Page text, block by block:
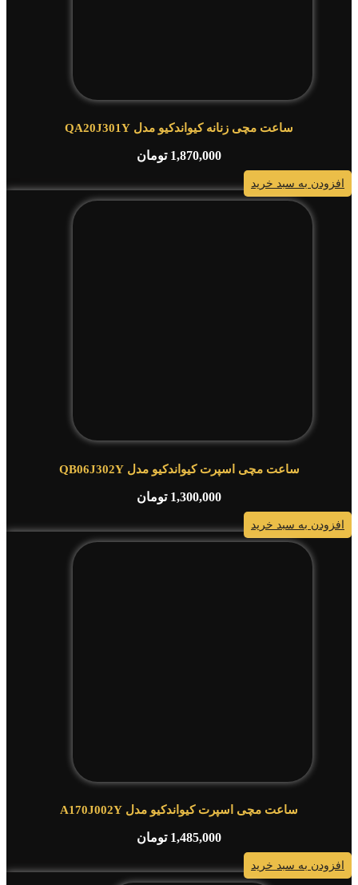
ساعت مچی زنانه کیواندکیو مدل QA20J301Y
1,870,000 تومان
افزودن به سبد خرید
ساعت مچی اسپرت کیواندکیو مدل QB06J302Y
1,300,000 تومان
افزودن به سبد خرید
ساعت مچی اسپرت کیواندکیو مدل A170J002Y
1,485,000 تومان
افزودن به سبد خرید